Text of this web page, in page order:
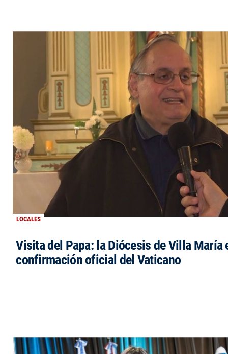
LOCALES
Visita del Papa: la Diócesis de Villa María
confirmación oficial del Vaticano